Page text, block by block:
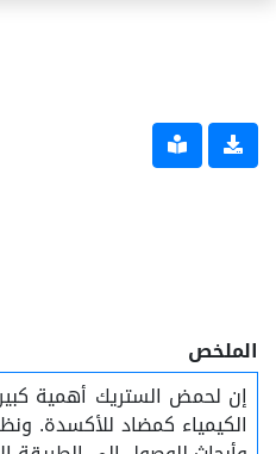
الملخص
إن لحمض الستريك أهمية
الكيمياء كمضاد للأكسدة.